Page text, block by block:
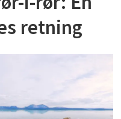
retning